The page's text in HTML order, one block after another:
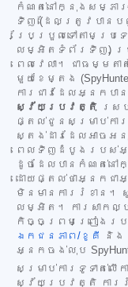
កំណត់នៅក្នុងសម្ភា
ទិញ (ដែលត្រូវបានបញ្
ប្រែប្រួលទៅតាមប្
លម្អិតទំព័រទិញ) ប្រ
ពេលវេលា។ ជាធម្មត
មួយខែម្តង (SpyHunter
ការជាវដែលអ្នកប
ស្វ័យប្រវត្តិ ស្រ
ផ្តល់ជូនសម្រាប់កា
ស្តង់ដារដែលអាចអនុ
ពេលទិញដំបូងរបស់អ្
ដូចដែលបានកំណត់ន
ដោយផ្តល់ថាអ្នកជា
មិនមានការរំខាន
លម្អិត។ ការសាកល្
កិច្ចព្រមព្រៀងរប
ឯកជនភាព/ខូគី
និង
អ្នកចង់លុប
សម្រាប់ការទូទាត់ល
ស្វ័យប្រវត្តិ ការរំ